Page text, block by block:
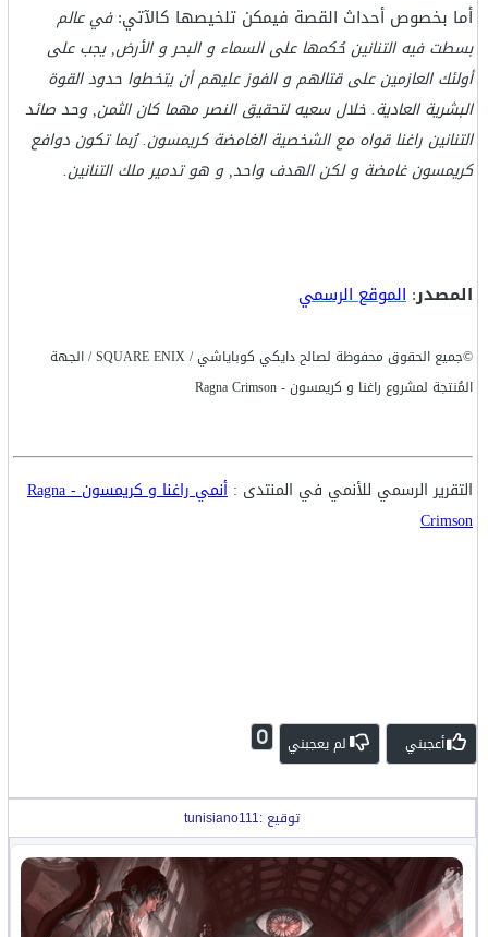
أما بخصوص أحداث القصة فيمكن تلخيصها كالآتي:في عالم
بسطت فيه التنانين حُكمها على السماء و البحر و الأرض, يجب على
أولئك العازمين على قتالهم و الفوز عليهم أن يتخطوا حدود القوة
البشرية العادية. خلال سعيه لتحقيق النصر مهما كان الثمن, وحد صائد
التنانين راغنا قواه مع الشخصية الغامضة كريمسون. رُبما تكون دوافع
كريمسون غامضة و لكن الهدف واحد, و هو تدمير ملك التنانين.
المصدر: الموقع الرسمي
©جميع الحقوق محفوظة لصالح دايكي كوباياشي / SQUARE ENIX / الجهة
المُنتجة لمشروع راغنا و كريمسون - Ragna Crimson
التقرير الرسمي للأنمي في المنتدى :
أنمي راغنا و كريمسون - Ragna
Crimson
أعجبني لم يعجبني 0
توقيع :tunisiano111